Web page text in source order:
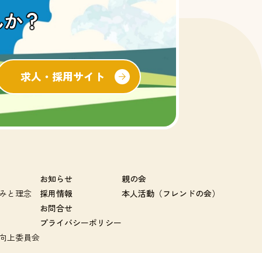
？
求人・採用サイト
と理念
上委員会
お知らせ
採用情報
お問合せ
プライバシーポリシー
親の会
本人活動（フレンドの会）